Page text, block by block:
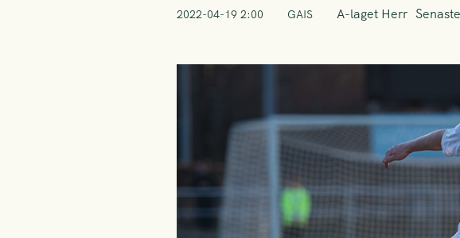
2022-04-19 2:00 GAIS A-laget Herr